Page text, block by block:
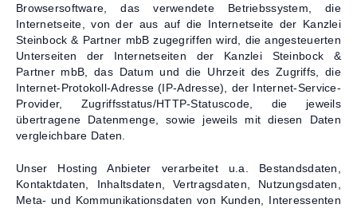
Browsersoftware, das verwendete Betriebssystem, die
Internetseite, von der aus auf die Internetseite der Kanzlei
Steinbock & Partner mbB zugegriffen wird, die angesteuerten
Unterseiten der Internetseiten der Kanzlei Steinbock &
Partner mbB, das Datum und die Uhrzeit des Zugriffs, die
Internet-Protokoll-Adresse (IP-Adresse), der Internet-Service-
Provider, Zugriffsstatus/HTTP-Statuscode, die jeweils
übertragene Datenmenge, sowie jeweils mit diesen Daten
vergleichbare Daten.
Unser Hosting Anbieter verarbeitet u.a. Bestandsdaten,
Kontaktdaten, Inhaltsdaten, Vertragsdaten, Nutzungsdaten,
Meta- und Kommunikationsdaten von Kunden, Interessenten